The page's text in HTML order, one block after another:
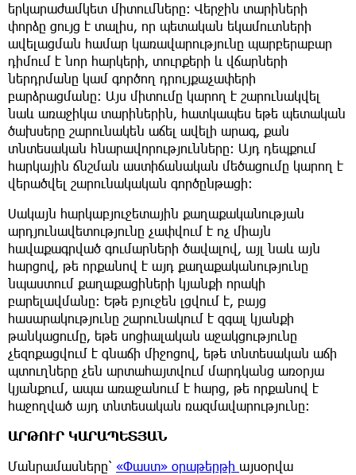
երկարաժամկետ միտումները։ Վերջին տարիների
փորձը ցույց է տալիս, որ պետական եկամուտների
ավելացման համար կառավարությունը պարբերաբար
դիմում է նոր հարկերի, տուրքերի և վճարների
ներդրմանը կամ գործող դրույքաչափերի
բարձրացմանը։ Այս միտումը կարող է շարունակվել
նաև առաջիկա տարիներին, հատկապես եթե պետական
ծախսերը շարունակեն աճել ավելի արագ, քան
տնտեսական հնարավորությունները։ Այդ դեպքում
հարկային ճնշման աստիճանական մեծացումը կարող է
վերածվել շարունակական գործընթացի։
Սակայն հարկաբյուջետային քաղաքականության
արդյունավետությունը չափվում է ոչ միայն
հավաքագրված գումարների ծավալով, այլ նաև այն
հարցով, թե որքանով է այդ քաղաքականությունը
նպաստում քաղաքացիների կյանքի որակի
բարելավմանը։ Եթե բյուջեն լցվում է, բայց
հասարակությունը շարունակում է զգալ կյանքի
թանկացումը, եթե սոցիալական աջակցությունը
չեզոքացվում է գնաճի միջոցով, եթե տնտեսական աճի
պտուղները չեն արտահայտվում մարդկանց առօրյա
կյանքում, ապա առաջանում է հարց, թե որքանով է
հաջողված այդ տնտեսական ռազմավարությունը։
ԱՐԹՈՒՐ ԿԱՐԱՊԵՏՅԱՆ
Մանրամասները՝ «Փաստ» օրաթերթի այսօրվա